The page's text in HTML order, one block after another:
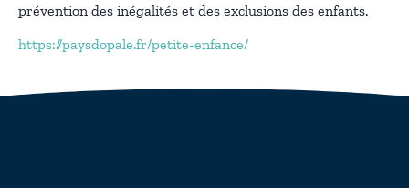
prévention des inégalités et des exclusions des enfants.
https://paysdopale.fr/petite-enfance/